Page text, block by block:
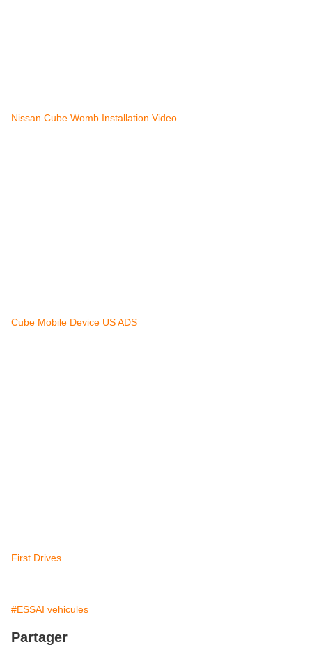
Nissan Cube Womb Installation Video
Cube Mobile Device US ADS
First Drives
#ESSAI vehicules
Partager